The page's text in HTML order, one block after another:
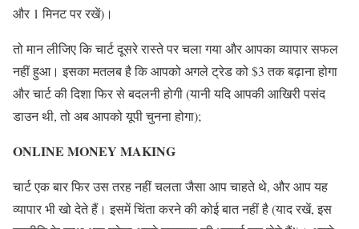
और 1 मिनट पर रखें)।
तो मान लीजिए कि चार्ट दूसरे रास्ते पर चला गया और आपका व्यापार सफल
नहीं हुआ। इसका मतलब है कि आपको अगले ट्रेड को $3 तक बढ़ाना होगा
और चार्ट की दिशा फिर से बदलनी होगी (यानी यदि आपकी आखिरी पसंद
डाउन थी, तो अब आपको यूपी चुनना होगा);
ONLINE MONEY MAKING
चार्ट एक बार फिर उस तरह नहीं चलता जैसा आप चाहते थे, और आप यह
व्यापार भी खो देते हैं। इसमें चिंता करने की कोई बात नहीं है (याद रखें, इस